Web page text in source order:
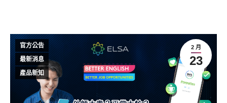
2 月
23
官方公告
最新消息
產品新知